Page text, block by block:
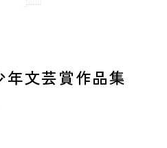
文芸賞作品集